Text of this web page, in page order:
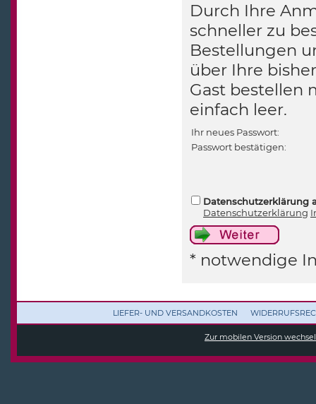
Durch Ihre
schneller zu
Bestellungen
über Ihre
Gast bestellen
einfach leer.
Ihr neues Passwort:
Passwort bestätigen:
Datenschutzerklärung
Datenschutzerklärung
* notwendige
LIEFER- UND VERSANDKOSTEN
Zur mobilen Version